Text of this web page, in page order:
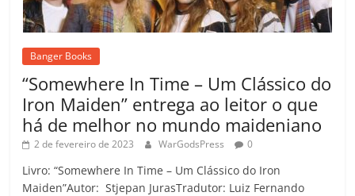
Banger Books
“Somewhere In Time – Um Clássico do
Iron Maiden” entrega ao leitor o que
há de melhor no mundo maideniano
2 de fevereiro de 2023 WarGodsPress 0
Livro: “Somewhere In Time – Um Clássico do Iron
Maiden”Autor: Stjepan JurasTradutor: Luiz Fernando